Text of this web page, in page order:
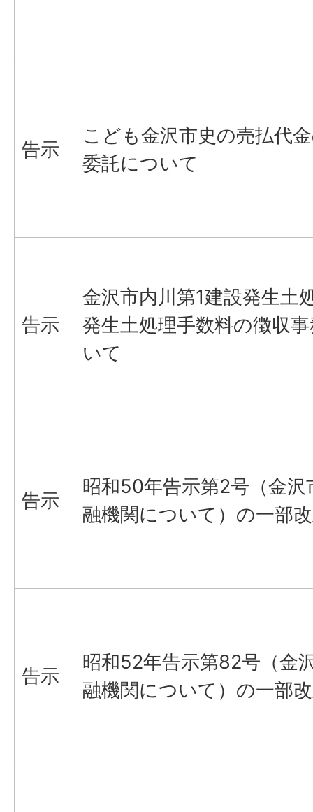
告示
こども金沢市史の売払代
委託について
告示
金沢市内川第1建設発生土
発生土処理手数料の徴収
いて
告示
昭和50年告示第2号（金沢
融機関について）の一部
告示
昭和52年告示第82号（金
融機関について）の一部